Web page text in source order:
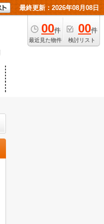
最終更新：2026年08月08日
00件
最近見た物件
00件
検討リスト